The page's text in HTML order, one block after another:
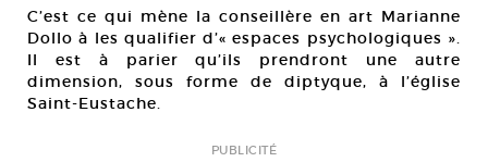
C’est ce qui mène la conseillère en art Marianne
Dollo à les qualifier d’« espaces psychologiques ».
Il est à parier qu’ils prendront une autre
dimension, sous forme de diptyque, à l’église
Saint-Eustache.
PUBLICITÉ